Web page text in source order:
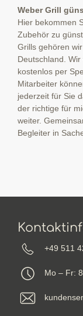
Weber Grill
Hier bekommen
Zubehör zu
Grills gehören
Deutschland.
kostenlos per
Mitarbeiter
jederzeit für Sie
der richtige für
weiter.
Begleiter in
+49 511
Mo – Fr: